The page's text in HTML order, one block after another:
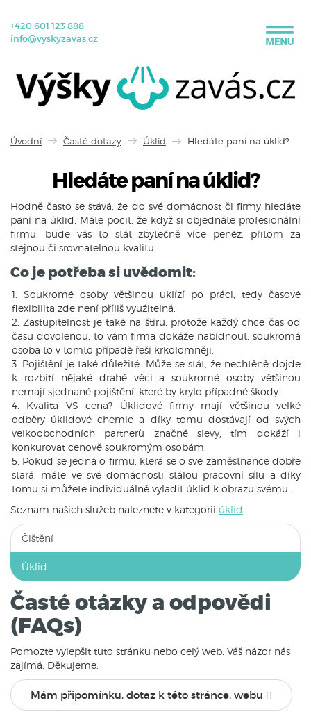
+420 601 123 888
info@vyskyzavas.cz
Úvodní Časté dotazy Úklid Hledáte paní na úklid?
Hledáte paní na úklid?
Hodně často se stává, že do své domácnost či firmy hledáte
paní na úklid. Máte pocit, že když si objednáte profesionální
firmu, bude vás to stát zbytečně více peněz, přitom za
stejnou či srovnatelnou kvalitu.
Co je potřeba si uvědomit:
Soukromé osoby většinou uklízí po práci, tedy časové
flexibilita zde není příliš využitelná.
Zastupitelnost je také na štíru, protože každý chce čas od
času dovolenou, to vám firma dokáže nabídnout, soukromá
osoba to v tomto případě řeší krkolomněji.
Pojištění je také důležité. Může se stát, že nechtěně dojde
k rozbití nějaké drahé věci a soukromé osoby většinou
nemají sjednané pojištění, které by krylo případné škody.
Kvalita VS cena? Úklidové firmy mají většinou velké
odběry úklidové chemie a díky tomu dostávají od svých
velkoobchodních partnerů značné slevy, tím dokáží i
konkurovat cenově soukromým osobám.
Pokud se jedná o firmu, která se o své zaměstnance dobře
stará, máte ve své domácnosti stálou pracovní sílu a díky
tomu si můžete individuálně vyladit úklid k obrazu svému.
Seznam našich služeb naleznete v kategorii úklid
Čištění
Úklid
Časté otázky a odpovědi
(FAQs)
Pomozte vylepšit tuto stránku nebo celý web. Váš názor nás
zajímá. Děkujeme.
Mám připomínku, dotaz k této stránce, webu